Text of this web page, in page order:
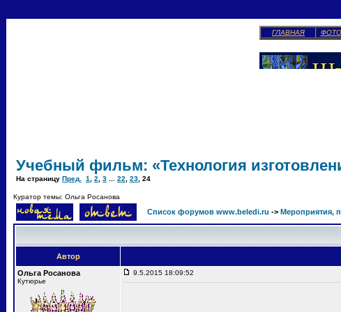
ГЛАВНАЯ ФОТО
Учебный фильм: «Технология
На страницу Пред. 1 2 3 22 23 24
Куратор темы: Ольга Росанова
Список форумов www.beledi.ru -> Мероприятия,
Автор
Ольга Росанова
Кутюрье
9.5.2015 18:09:52